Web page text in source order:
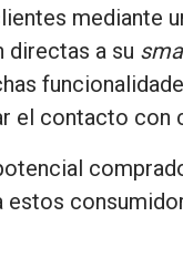
mediante
a su
el contacto con
estos